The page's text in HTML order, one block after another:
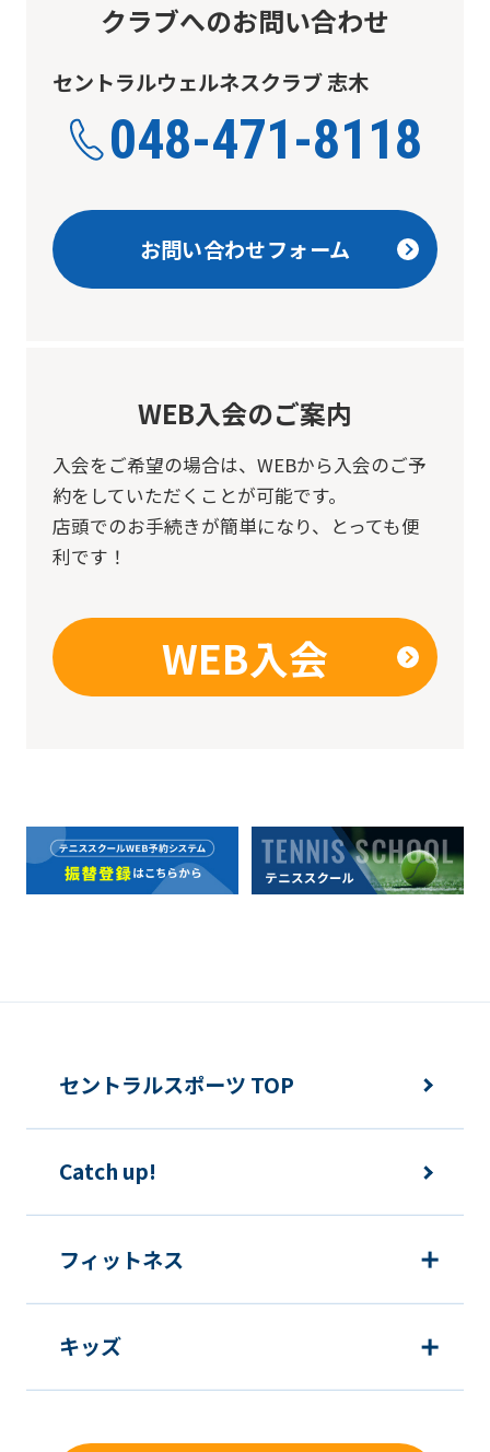
クラブへのお問い合わせ
セントラルウェルネスクラブ 志木
048-471-8118
お問い合わせフォーム
WEB入会のご案内
入会をご希望の場合は、 WEBから入会のご予
約をしていただくことが可能です。
店頭でのお手続きが簡単になり、とっても便
利です！
WEB入会
セントラルスポーツ TOP
Catch up!
フィットネス
キッズ